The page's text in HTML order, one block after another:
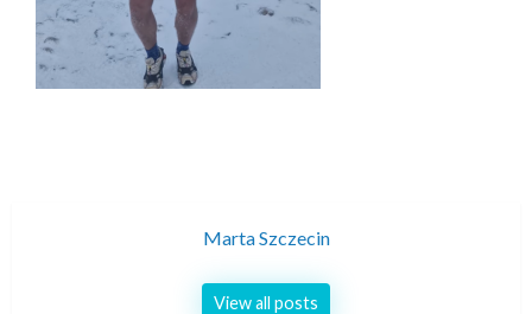
Marta Szczecin
View all posts